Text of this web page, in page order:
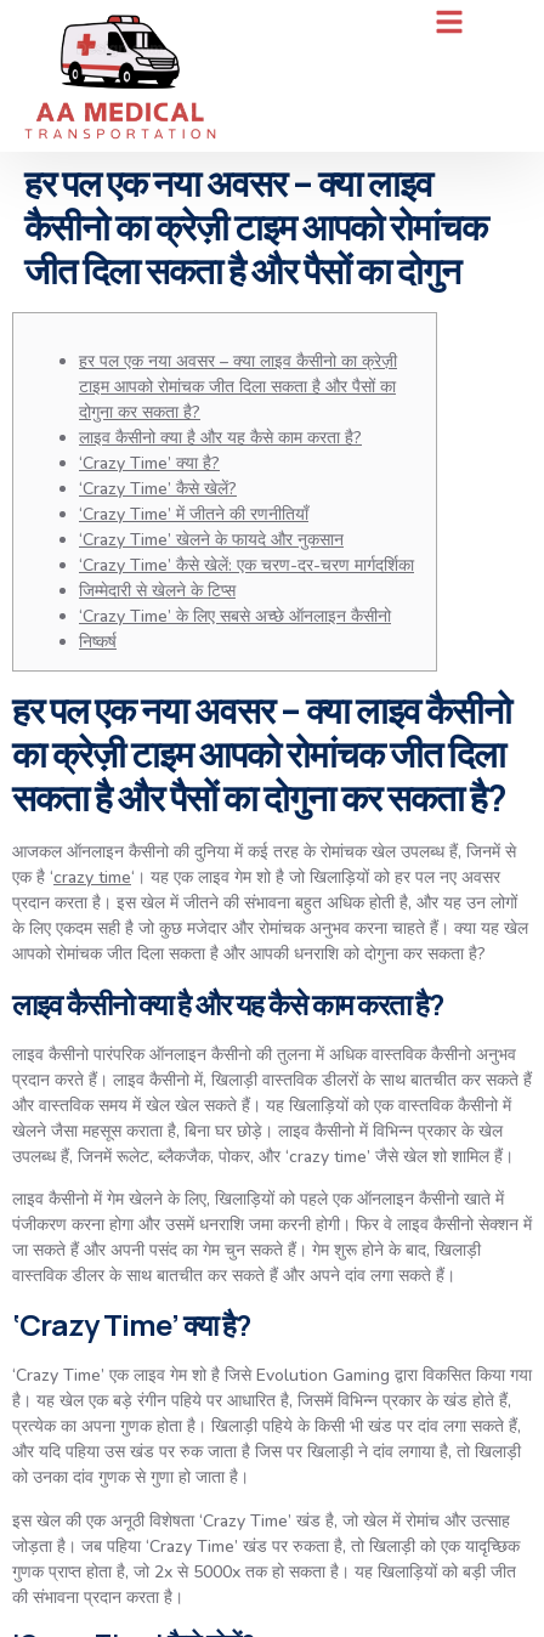
हर पल एक नया अवसर – क्या लाइव
कैसीनो का क्रेज़ी टाइम आपको रोमांचक
जीत दिला सकता है और पैसों का दोगुन
हर पल एक नया अवसर – क्या लाइव कैसीनो का क्रेज़ी
टाइम आपको रोमांचक जीत दिला सकता है और पैसों का
दोगुना कर सकता है?
लाइव कैसीनो क्या है और यह कैसे काम करता है?
‘Crazy Time’ क्या है?
‘Crazy Time’ कैसे खेलें?
‘Crazy Time’ में जीतने की रणनीतियाँ
‘Crazy Time’ खेलने के फायदे और नुकसान
‘Crazy Time’ कैसे खेलें: एक चरण-दर-चरण मार्गदर्शिका
जिम्मेदारी से खेलने के टिप्स
‘Crazy Time’ के लिए सबसे अच्छे ऑनलाइन कैसीनो
निष्कर्ष
हर पल एक नया अवसर – क्या लाइव कैसीनो
का क्रेज़ी टाइम आपको रोमांचक जीत दिला
सकता है और पैसों का दोगुना कर सकता है?
आजकल ऑनलाइन कैसीनो की दुनिया में कई तरह के रोमांचक खेल उपलब्ध हैं, जिनमें से
एक है ‘crazy time‘। यह एक लाइव गेम शो है जो खिलाड़ियों को हर पल नए अवसर
प्रदान करता है। इस खेल में जीतने की संभावना बहुत अधिक होती है, और यह उन लोगों
के लिए एकदम सही है जो कुछ मजेदार और रोमांचक अनुभव करना चाहते हैं। क्या यह खेल
आपको रोमांचक जीत दिला सकता है और आपकी धनराशि को दोगुना कर सकता है?
लाइव कैसीनो क्या है और यह कैसे काम करता है?
लाइव कैसीनो पारंपरिक ऑनलाइन कैसीनो की तुलना में अधिक वास्तविक कैसीनो अनुभव
प्रदान करते हैं। लाइव कैसीनो में, खिलाड़ी वास्तविक डीलरों के साथ बातचीत कर सकते हैं
और वास्तविक समय में खेल खेल सकते हैं। यह खिलाड़ियों को एक वास्तविक कैसीनो में
खेलने जैसा महसूस कराता है, बिना घर छोड़े। लाइव कैसीनो में विभिन्न प्रकार के खेल
उपलब्ध हैं, जिनमें रूलेट, ब्लैकजैक, पोकर, और ‘crazy time’ जैसे खेल शो शामिल हैं।
लाइव कैसीनो में गेम खेलने के लिए, खिलाड़ियों को पहले एक ऑनलाइन कैसीनो खाते में
पंजीकरण करना होगा और उसमें धनराशि जमा करनी होगी। फिर वे लाइव कैसीनो सेक्शन में
जा सकते हैं और अपनी पसंद का गेम चुन सकते हैं। गेम शुरू होने के बाद, खिलाड़ी
वास्तविक डीलर के साथ बातचीत कर सकते हैं और अपने दांव लगा सकते हैं।
‘Crazy Time’ क्या है?
‘Crazy Time’ एक लाइव गेम शो है जिसे Evolution Gaming द्वारा विकसित किया गया
है। यह खेल एक बड़े रंगीन पहिये पर आधारित है, जिसमें विभिन्न प्रकार के खंड होते हैं,
प्रत्येक का अपना गुणक होता है। खिलाड़ी पहिये के किसी भी खंड पर दांव लगा सकते हैं,
और यदि पहिया उस खंड पर रुक जाता है जिस पर खिलाड़ी ने दांव लगाया है, तो खिलाड़ी
को उनका दांव गुणक से गुणा हो जाता है।
इस खेल की एक अनूठी विशेषता ‘Crazy Time’ खंड है, जो खेल में रोमांच और उत्साह
जोड़ता है। जब पहिया ‘Crazy Time’ खंड पर रुकता है, तो खिलाड़ी को एक यादृच्छिक
गुणक प्राप्त होता है, जो 2x से 5000x तक हो सकता है। यह खिलाड़ियों को बड़ी जीत
की संभावना प्रदान करता है।